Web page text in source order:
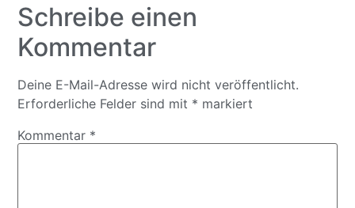
Schreibe einen
Kommentar
Deine E-Mail-Adresse wird nicht veröffentlicht.
Erforderliche Felder sind mit * markiert
Kommentar *